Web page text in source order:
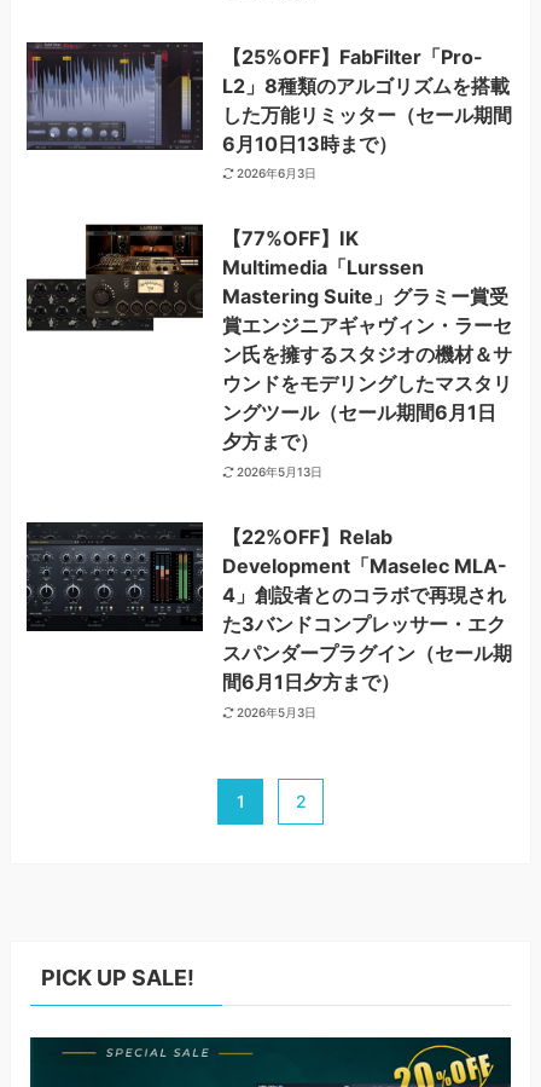
【25%OFF】FabFilter「Pro-
L2」8種類のアルゴリズムを搭載
した万能リミッター（セール期間
6月10日13時まで）
2026年6月3日
【77%OFF】IK
Multimedia「Lurssen
Mastering Suite」グラミー賞受
賞エンジニアギャヴィン・ラーセ
ン氏を擁するスタジオの機材＆サ
ウンドをモデリングしたマスタリ
ングツール（セール期間6月1日
夕方まで）
2026年5月13日
【22%OFF】Relab
Development「Maselec MLA-
4」創設者とのコラボで再現され
た3バンドコンプレッサー・エク
スパンダープラグイン（セール期
間6月1日夕方まで）
2026年5月3日
1 2
PICK UP SALE!